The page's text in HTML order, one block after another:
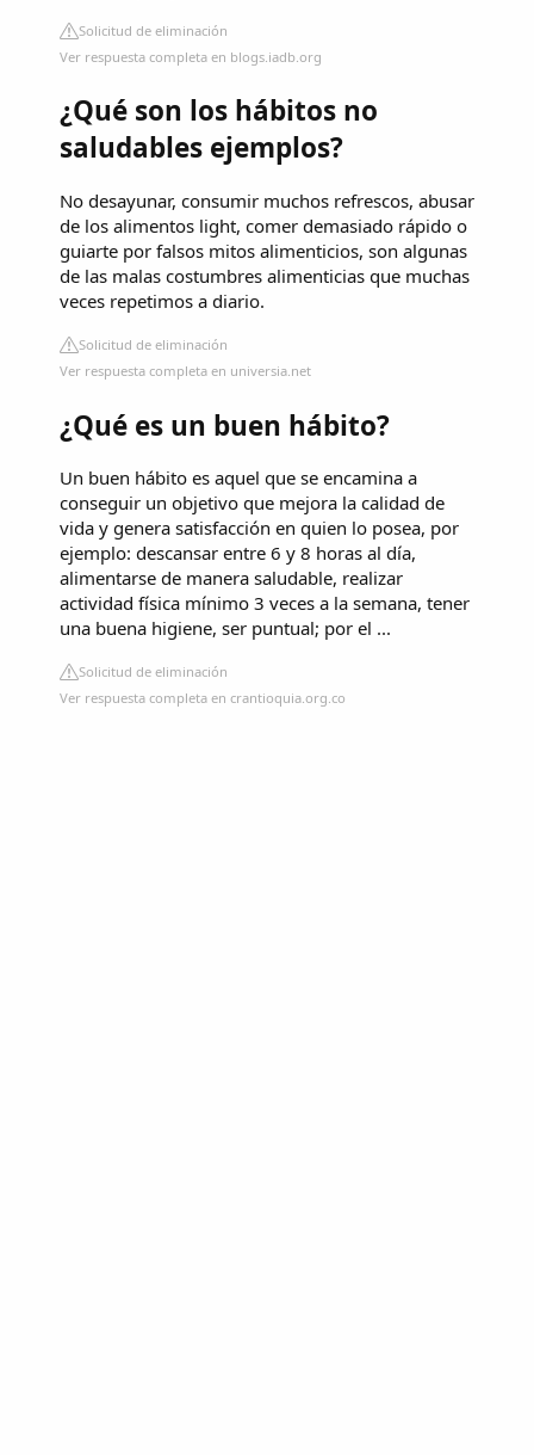
Solicitud de eliminación
Ver respuesta completa en blogs.iadb.org
¿Qué son los hábitos no
saludables ejemplos?
No desayunar, consumir muchos refrescos, abusar
de los alimentos light, comer demasiado rápido o
guiarte por falsos mitos alimenticios, son algunas
de las malas costumbres alimenticias que muchas
veces repetimos a diario.
Solicitud de eliminación
Ver respuesta completa en universia.net
¿Qué es un buen hábito?
Un buen hábito es aquel que se encamina a
conseguir un objetivo que mejora la calidad de
vida y genera satisfacción en quien lo posea, por
ejemplo: descansar entre 6 y 8 horas al día,
alimentarse de manera saludable, realizar
actividad física mínimo 3 veces a la semana, tener
una buena higiene, ser puntual; por el ...
Solicitud de eliminación
Ver respuesta completa en crantioquia.org.co